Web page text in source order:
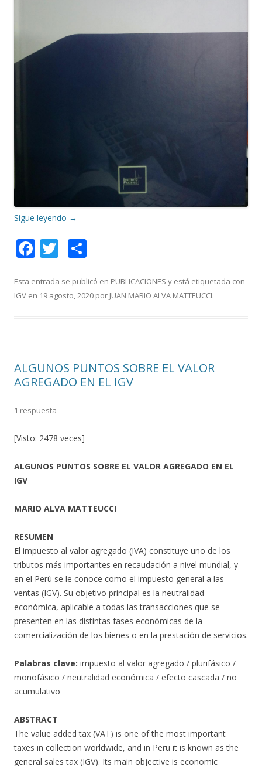
Sigue leyendo →
F
e
b
k
T
itt
er
m
p
r
Esta entrada se publicó en PUBLICACIONES y está etiquetada con
IGV en 19 agosto, 2020 por JUAN MARIO ALVA MATTEUCCI.
ALGUNOS PUNTOS SOBRE EL VALOR
AGREGADO EN EL IGV
1 respuesta
[Visto: 2478 veces]
ALGUNOS PUNTOS SOBRE EL VALOR AGREGADO EN EL
IGV
MARIO ALVA MATTEUCCI
RESUMEN
El impuesto al valor agregado (IVA) constituye uno de los
tributos más importantes en recaudación a nivel mundial, y
en el Perú se le conoce como el impuesto general a las
ventas (IGV). Su objetivo principal es la neutralidad
económica, aplicable a todas las transacciones que se
presenten en las distintas fases económicas de la
comercialización de los bienes o en la prestación de servicios.
Palabras clave: impuesto al valor agregado / plurifásico /
monofásico / neutralidad económica / efecto cascada / no
acumulativo
ABSTRACT
The value added tax (VAT) is one of the most important
taxes in collection worldwide, and in Peru it is known as the
general sales tax (IGV). Its main objective is economic